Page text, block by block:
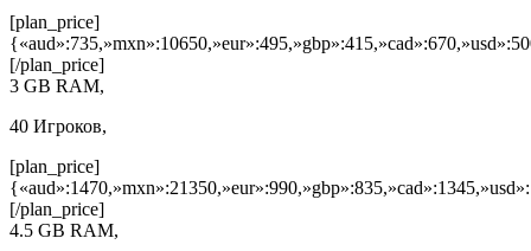
[plan_price]
[/plan_price]
3 GB RAM,
40 Игроков,
[plan_price]
[/plan_price]
4.5 GB RAM,